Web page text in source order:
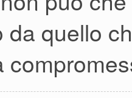
moderni)?
per
bene.
da quello